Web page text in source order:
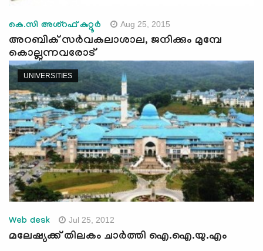
കെ.സി അശ്‌റഫ് കുറ്റൂര്‍ Aug 25, 2015
അറബിക് സര്‍വകലാശാല, ജനിക്കും മുമ്പേ
കൊല്ലുന്നവരോട്
UNIVERSITIES
Web desk Jul 25, 2012
മലേഷ്യക്ക് തിലകം ചാര്‍ത്തി ഐ.ഐ.യു.എം